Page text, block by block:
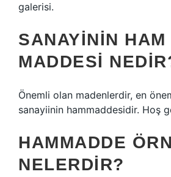
galerisi.
SANAYININ HAM
MADDESI
Önemli olan madenlerdir, en
sanayiinin hammaddesidir. Hoş
HAMMADDE
NELERDIR?